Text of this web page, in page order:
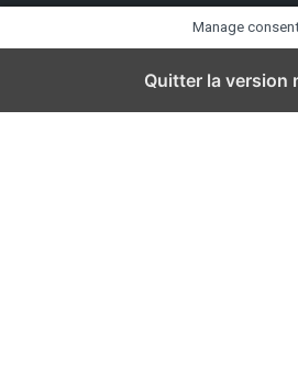
Manage
Quitter la version